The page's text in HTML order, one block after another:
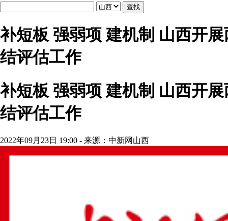
补短板 强弱项 建机制 山西开
结评估工作
补短板 强弱项 建机制 山西开
结评估工作
2022年09月23日 19:00 - 来源：中新网山西